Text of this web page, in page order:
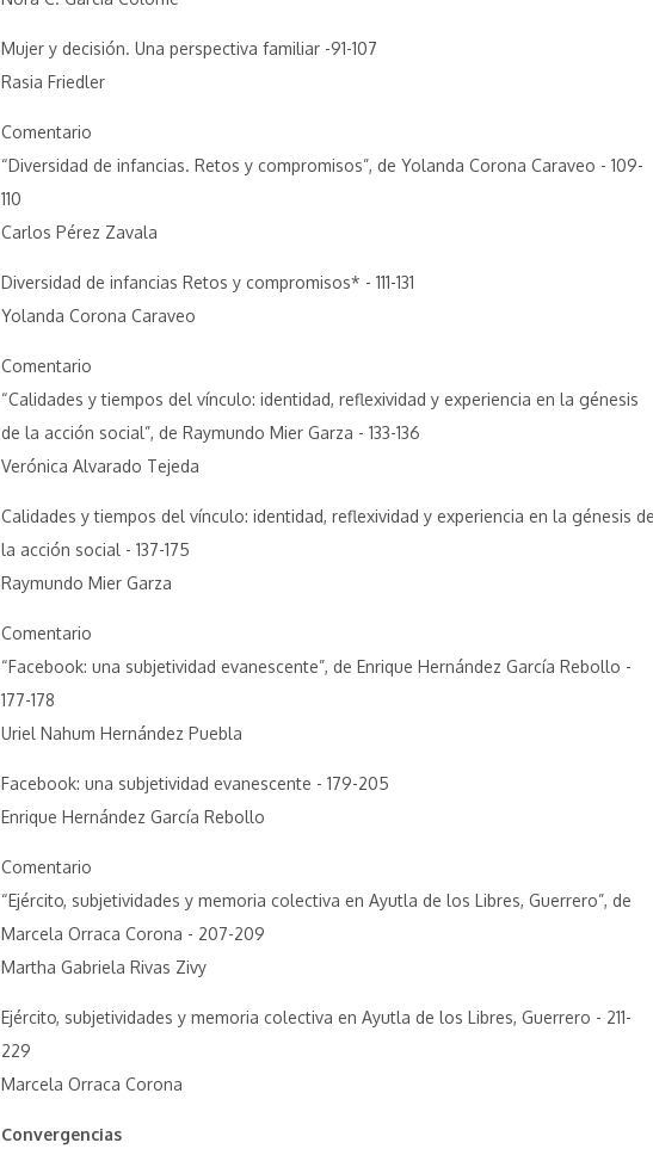
Mujer y decisión. Una perspectiva familiar -91-107
Rasia Friedler
Comentario
“Diversidad de infancias. Retos y compromisos”, de Yolanda Corona Caraveo - 109-
110
Carlos Pérez Zavala
Diversidad de infancias Retos y compromisos* - 111-131
Yolanda Corona Caraveo
Comentario
“Calidades y tiempos del vínculo: identidad, reflexividad y experiencia en la génesis
de la acción social”, de Raymundo Mier Garza - 133-136
Verónica Alvarado Tejeda
Calidades y tiempos del vínculo: identidad, reflexividad y experiencia en la génesis de
la acción social - 137-175
Raymundo Mier Garza
Comentario
“Facebook: una subjetividad evanescente”, de Enrique Hernández García Rebollo -
177-178
Uriel Nahum Hernández Puebla
Facebook: una subjetividad evanescente - 179-205
Enrique Hernández García Rebollo
Comentario
“Ejército, subjetividades y memoria colectiva en Ayutla de los Libres, Guerrero”, de
Marcela Orraca Corona - 207-209
Martha Gabriela Rivas Zivy
Ejército, subjetividades y memoria colectiva en Ayutla de los Libres, Guerrero - 211-
229
Marcela Orraca Corona
Convergencias